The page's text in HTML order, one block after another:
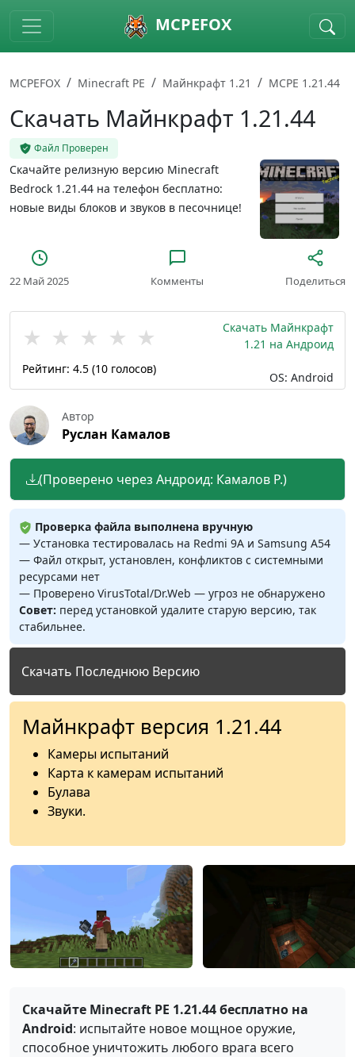
Skip to main content MCPEFOX
MCPEFOX Minecraft PE Майнкрафт 1.21 MCPE 1.21.44
Скачать Майнкрафт 1.21.44
Файл Проверен
Скачайте релизную версию Minecraft
Bedrock 1.21.44 на телефон бесплатно:
новые виды блоков и звуков в песочнице!
22 Май 2025 Комменты Поделиться
★ ★ ★ ★ ★
Рейтинг: 4.5 (10 голосов)
Скачать Майнкрафт
1.21 на Андроид
OS: Android
Автор
Руслан Камалов
(Проверено через Андроид: Камалов Р.)
Проверка файла выполнена вручную
— Установка тестировалась на Redmi 9A и Samsung A54
— Файл открыт, установлен, конфликтов с системными
ресурсами нет
— Проверено VirusTotal/Dr.Web — угроз не обнаружено
Совет: перед установкой удалите старую версию, так
стабильнее.
Скачать Последнюю Версию
Майнкрафт версия 1.21.44
Камеры испытаний
Карта к камерам испытаний
Булава
Звуки.
Скачайте Minecraft PE 1.21.44 бесплатно на
Android: испытайте новое мощное оружие,
способное уничтожить любого врага всего